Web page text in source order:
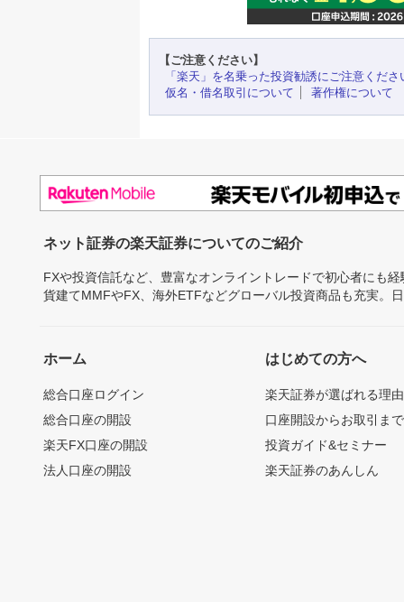
【ご注意ください】
「楽天」を名乗った投資勧誘にご注意くださ
仮名・借名取引について
著作権について
ネット証券の楽天証券についてのご紹介
FXや投資信託など、豊富なオンライントレードで初心者にも
貨建てMMFやFX、海外ETFなどグローバル投資商品も充実。
ホーム
総合口座ログイン
総合口座の開設
楽天FX口座の開設
法人口座の開設
はじめての方へ
楽天証券が選ばれる理由
口座開設からお取引ま
投資ガイド&セミナー
楽天証券のあんしん